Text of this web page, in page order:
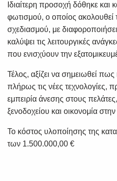
Ιδιαίτερη προσοχή δόθηκε και
φωτισμού, ο οποίος ακολουθεί
σχεδιασμού, με
καλύψει τις λειτουργικές
που ενισχύουν την
Τέλος, αξίζει να σημειωθεί
πλήρως τις νέες τεχνολογίες,
εμπειρία άνεσης στους
ξενοδοχείου και οικονομία
Το κόστος υλοποίησης της
των 1.500.000,00 €